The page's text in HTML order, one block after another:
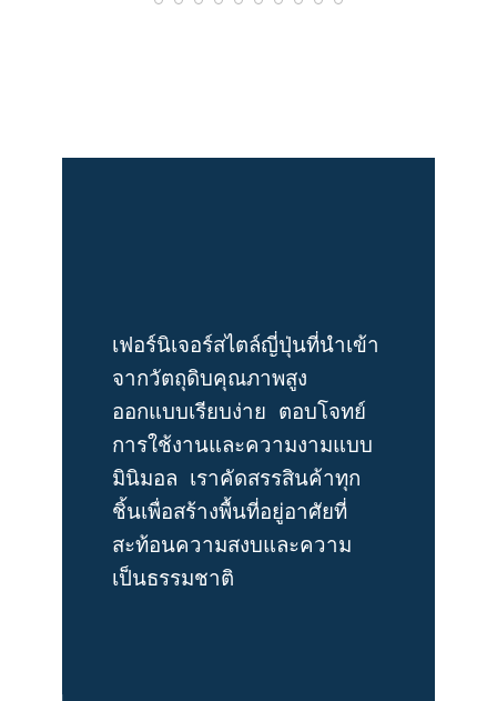
เฟอร์นิเจอร์สไตล์ญี่ปุ่นที่นำเข้า
จากวัตถุดิบคุณภาพสูง
ออกแบบเรียบง่าย ตอบโจทย์
การใช้งานและความงามแบบ
มินิมอล เราคัดสรรสินค้าทุก
ชิ้นเพื่อสร้างพื้นที่อยู่อาศัยที่
สะท้อนความสงบและความ
เป็นธรรมชาติ